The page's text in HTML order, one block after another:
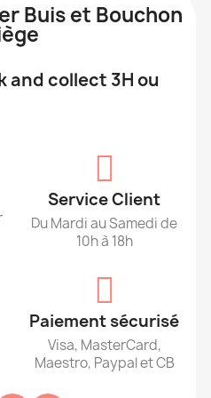
Buis et Bouchon
and collect 3H ou
Service Client
Du Mardi au Samedi de
10h à 18h
Paiement sécurisé
Visa, MasterCard,
Maestro, Paypal et CB